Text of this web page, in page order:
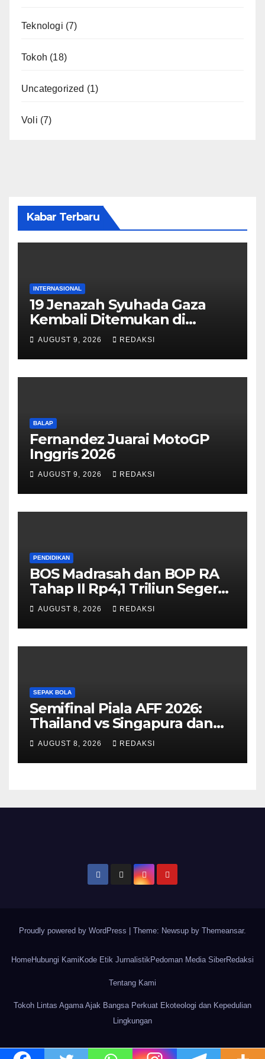
Teknologi (7)
Tokoh (18)
Uncategorized (1)
Voli (7)
Kabar Terbaru
INTERNASIONAL
19 Jenazah Syuhada Gaza
Kembali Ditemukan di
Reruntuhan Bangunan
AUGUST 9, 2026 REDAKSI
BALAP
Fernandez Juarai MotoGP
Inggris 2026
AUGUST 9, 2026 REDAKSI
PENDIDIKAN
BOS Madrasah dan BOP RA
Tahap II Rp4,1 Triliun Segera
Cair, Berikut Jadwal
Pengajuannya
AUGUST 8, 2026 REDAKSI
SEPAK BOLA
Semifinal Piala AFF 2026:
Thailand vs Singapura dan
Vietnam vs Malaysia
AUGUST 8, 2026 REDAKSI
Proudly powered by WordPress Theme: Newsup by Themeansar.
HomeHubungi Kami Kode Etik Jurnalistik Pedoman Media SiberRedaksi
Tentang Kami
Tokoh Lintas Agama Ajak Bangsa Perkuat Ekoteologi dan Kepedulian
Lingkungan